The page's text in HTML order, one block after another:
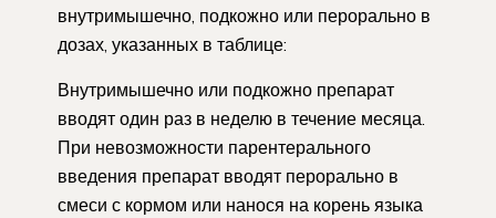
внутримышечно, подкожно или перорально в
дозах, указанных в таблице:
Внутримышечно или подкожно препарат
вводят один раз в неделю в течение месяца.
При невозможности парентерального
введения препарат вводят перорально в
смеси с кормом или нанося на корень языка